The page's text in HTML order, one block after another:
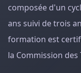
composée d'un
ans suivi de trois
formation est
la Commission des